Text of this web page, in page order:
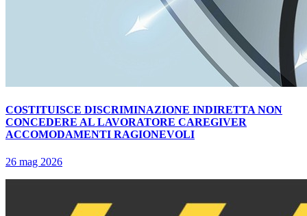
COSTITUISCE DISCRIMINAZIONE INDIRETTA NON
CONCEDERE AL LAVORATORE CAREGIVER
ACCOMODAMENTI RAGIONEVOLI
26 mag 2026